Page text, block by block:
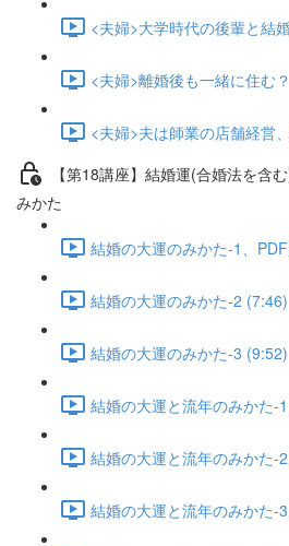
<夫婦>大学時代の後輩と結
<夫婦>離婚後も一緒に住む
<夫婦>夫は師業の店舗経営
【第18講座】結婚運(合婚法を
みかた
結婚の大運のみかた-1、
結婚の大運のみかた-2 (7:46)
結婚の大運のみかた-3 (9:52)
結婚の大運と流年のみかた-
結婚の大運と流年のみかた-
結婚の大運と流年のみかた-